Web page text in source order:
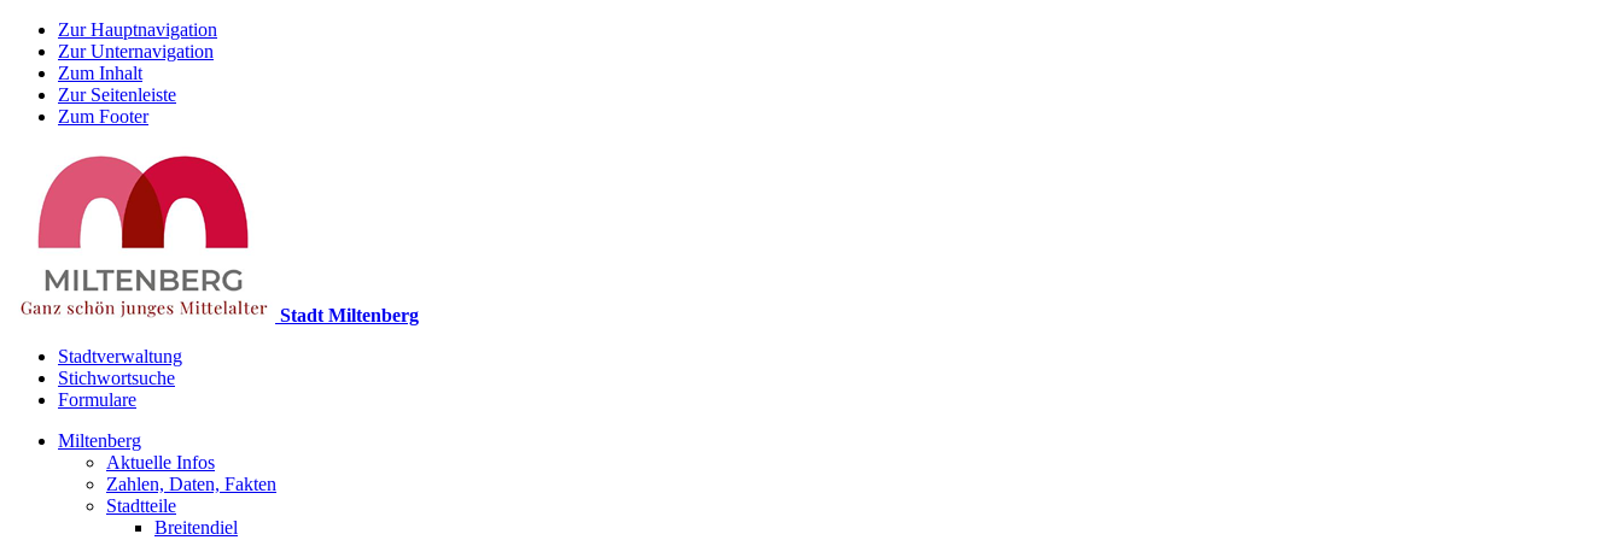
Zur Hauptnavigation
Zur Unternavigation
Zum Inhalt
Zur Seitenleiste
Zum Footer
Stadt Miltenberg
Stadtverwaltung
Stichwortsuche
Formulare
Miltenberg
Aktuelle Infos
Zahlen, Daten, Fakten
Stadtteile
Breitendiel